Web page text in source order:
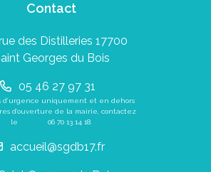
Contact
des Distilleries 17700
Georges du Bois
05 46 27 97 31
d’urgence uniquement et en dehors
d’ouverture de la mairie, contactez
le 06 70 13 14 18
accueil@sgdb17.fr